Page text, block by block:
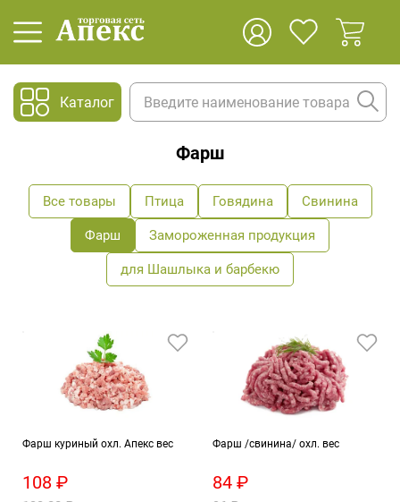
Каталог
Фарш
Все товары Птица Говядина Свинина
Фарш Замороженная продукция
для Шашлыка и барбекю
Фарш куриный охл. Апекс вес
108 ₽
Фарш /свинина/ охл. вес
84 ₽